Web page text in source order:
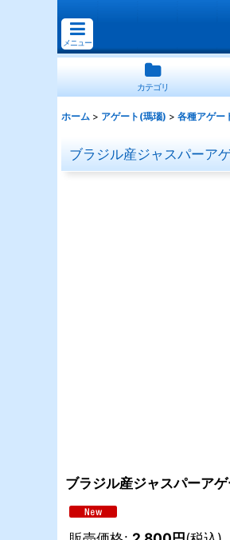
メニュー
カテゴリ
ホーム > アゲート(瑪瑙) > 各種アゲー
ブラジル産ジャスパーア
ブラジル産ジャスパーアゲ